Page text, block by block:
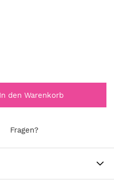
In den Warenkorb
Fragen?